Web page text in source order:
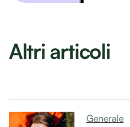
Altri articoli
Generale